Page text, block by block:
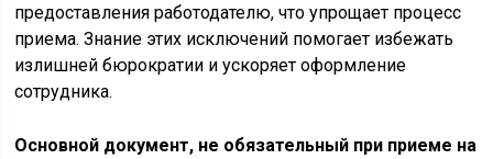
предоставления работодателю, что упрощает процесс
приема. Знание этих исключений помогает избежать
излишней бюрократии и ускоряет оформление
сотрудника.
Основной документ, не обязательный при приеме на